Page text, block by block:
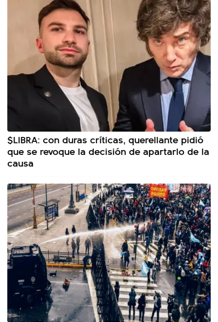
$LIBRA: con duras críticas, querellante pidió
que se revoque la decisión de apartarlo de la
causa